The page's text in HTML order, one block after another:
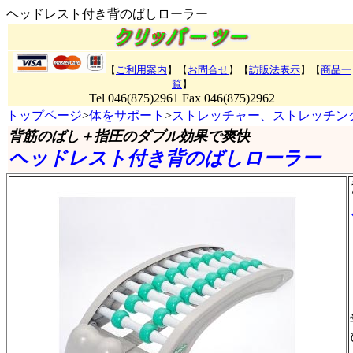
ヘッドレスト付き背のばしローラー
【 ご利用案内 】【 お問合せ】【訪販法表示】 【商品一
覧 】
Tel 046(875)2961 Fax 046(875)2962
トップページ>体をサポート >ストレッチャー、ストレッチ
背筋のばし＋指圧のダブル効果で爽快
ヘッドレスト付き背のばしローラー